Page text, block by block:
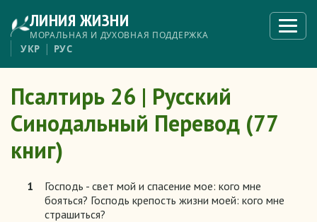
основному
содержанию
ЛИНИЯ ЖИЗНИ
МОРАЛЬНАЯ И ДУХОВНАЯ ПОДДЕРЖКА
меню
УКР РУС
Псалтирь 26 | Русский
Синодальный Перевод (77
книг)
1
Господь - свет мой и спасение мое: кого мне
бояться? Господь крепость жизни моей: кого мне
страшиться?